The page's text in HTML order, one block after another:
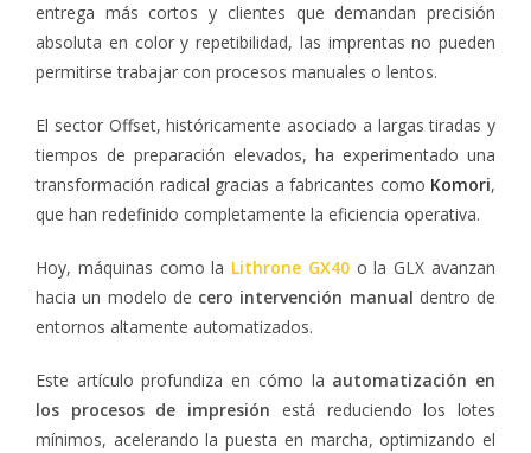
entrega más cortos y clientes que demandan precisión
absoluta en color y repetibilidad, las imprentas no pueden
permitirse trabajar con procesos manuales o lentos.
El sector Offset, históricamente asociado a largas tiradas y
tiempos de preparación elevados, ha experimentado una
transformación radical gracias a fabricantes como Komori,
que han redefinido completamente la eficiencia operativa.
Hoy, máquinas como la Lithrone GX40o la GLX avanzan
hacia un modelo de cero intervención manual dentro de
entornos altamente automatizados.
Este artículo profundiza en cómo la automatización en
los procesos de impresión está reduciendo los lotes
mínimos, acelerando la puesta en marcha, optimizando el